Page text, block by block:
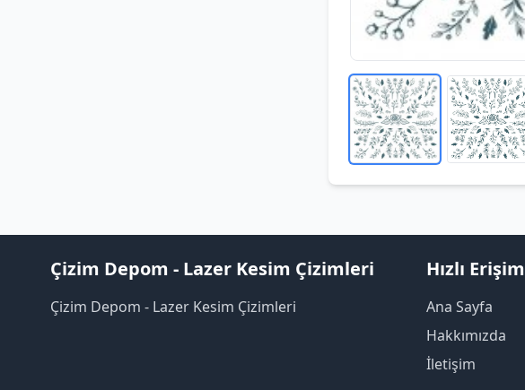
Çizim Depom - Lazer Kesim Çizimleri
Çizim Depom - Lazer Kesim Çizimleri
Hızlı Erişim
Ana Sayfa
Hakkımızda
İletişim